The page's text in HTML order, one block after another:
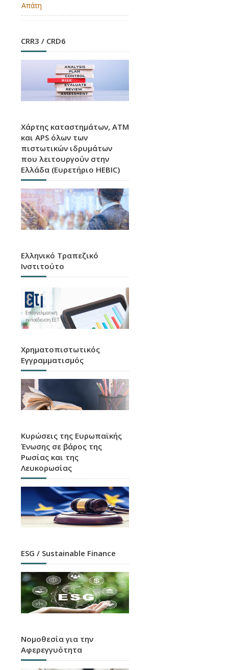
Απάτη
CRR3 / CRD6
Χάρτης καταστημάτων, ATM
και APS όλων των
πιστωτικών ιδρυμάτων
που λειτουργούν στην
Ελλάδα (Ευρετήριο HEBIC)
Ελληνικό Τραπεζικό
Ινστιτούτο
Χρηματοπιστωτικός
Εγγραμματισμός
Κυρώσεις της Ευρωπαϊκής
Ένωσης σε βάρος της
Ρωσίας και της
Λευκορωσίας
ESG / Sustainable Finance
Νομοθεσία για την
Αφερεγγυότητα